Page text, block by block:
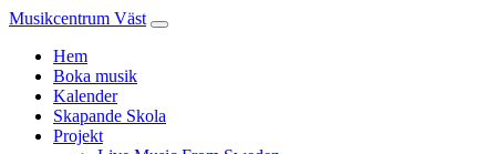
Musikcentrum Väst
Hem
Boka musik
Kalender
Skapande Skola
Projekt